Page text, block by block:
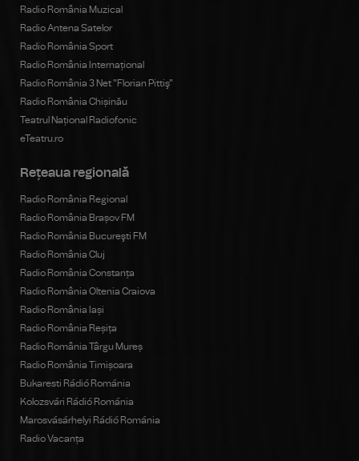
Radio România Muzical
Radio Antena Satelor
Radio România Sport
Radio România Internațional
Radio România 3 Net "Florian Pittiş"
Radio România Chișinău
Teatrul Național Radiofonic
eTeatru.ro
Rețeaua regională
Radio România Regional
Radio România Brașov FM
Radio România Bucureşti FM
Radio România Cluj
Radio România Constanța
Radio România Oltenia Craiova
Radio România Iași
Radio România Reșița
Radio România Târgu Mureș
Radio România Timișoara
Bukaresti Rádió Románia
Kolozsvári Rádió Románia
Marosvásárhelyi Rádió Románia
Radio Vacanța